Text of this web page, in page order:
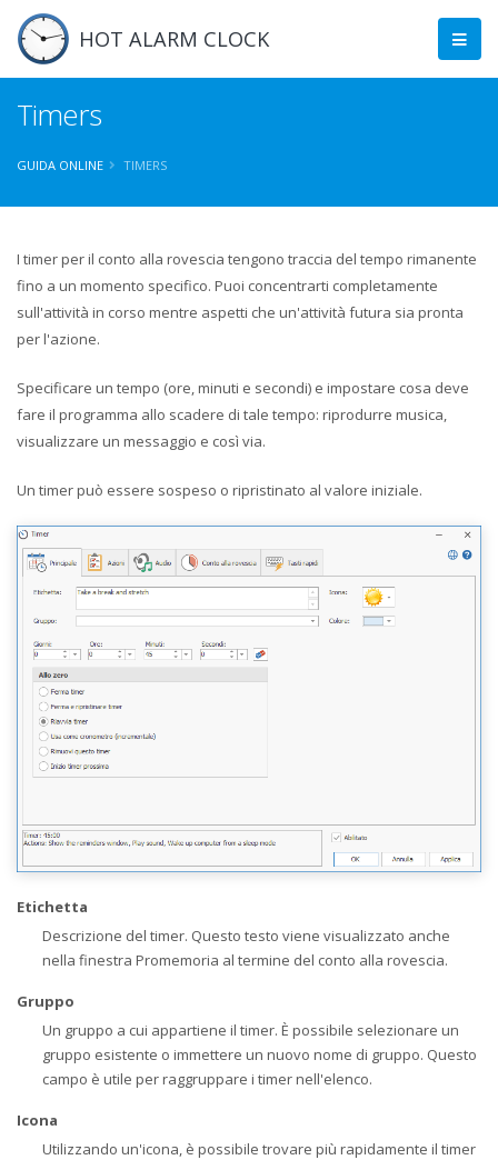
HOT ALARM CLOCK
Timers
GUIDA ONLINE TIMERS
I timer per il conto alla rovescia tengono traccia del tempo rimanente
fino a un momento specifico. Puoi concentrarti completamente
sull'attività in corso mentre aspetti che un'attività futura sia pronta
per l'azione.
Specificare un tempo (ore, minuti e secondi) e impostare cosa deve
fare il programma allo scadere di tale tempo: riprodurre musica,
visualizzare un messaggio e così via.
Un timer può essere sospeso o ripristinato al valore iniziale.
Etichetta
Descrizione del timer. Questo testo viene visualizzato anche
nella finestra Promemoria al termine del conto alla rovescia.
Gruppo
Un gruppo a cui appartiene il timer. È possibile selezionare un
gruppo esistente o immettere un nuovo nome di gruppo. Questo
campo è utile per raggruppare i timer nell'elenco.
Icona
Utilizzando un'icona, è possibile trovare più rapidamente il timer